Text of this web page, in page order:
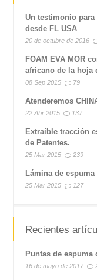
Un testimonio para
desde FL USA
20 de octubre de 2016
FOAM EVA MOR
africano de la hoja
08 Sep 2015 79
Atenderemos
22 Abr 2015 137
Extraíble tracción
de Patentes.
25 Mar 2015 239
Lámina de
25 Mar 2015 127
Recientes
Puntas de espuma
16 de mayo de 2017